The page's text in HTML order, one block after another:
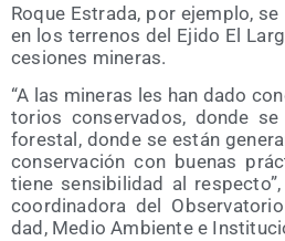
Roque Estra­da, por ejem­plo,
en los terre­nos del Eji­do El
ce­sio­nes mineras.
“A las mine­ras les han dado
to­rios con­ser­va­dos, don­de
fores­tal, don­de se están
con­ser­va­ción con bue­nas
tie­ne sen­si­bi­li­dad al
coor­di­na­do­ra del
dad, Medio Ambien­te e